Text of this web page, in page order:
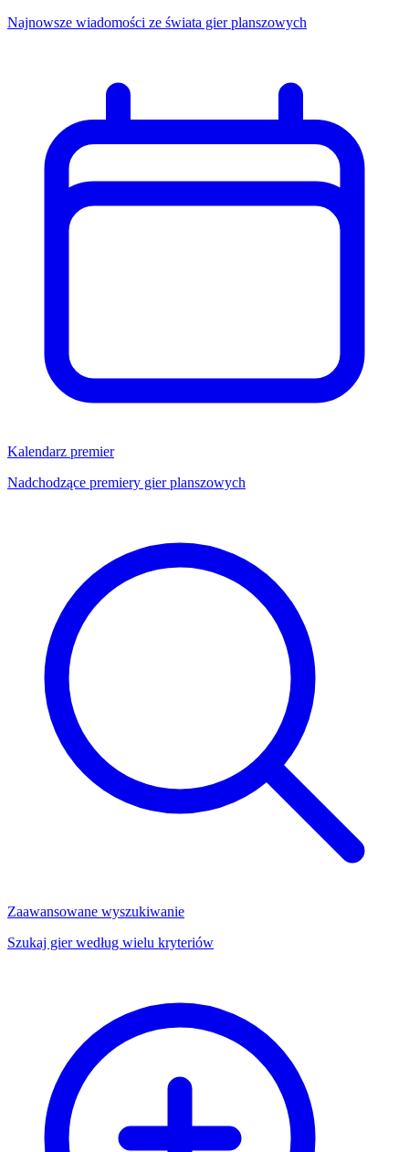
Najnowsze wiadomości ze świata gier planszowych
Kalendarz premier
Nadchodzące premiery gier planszowych
Zaawansowane wyszukiwanie
Szukaj gier według wielu kryteriów